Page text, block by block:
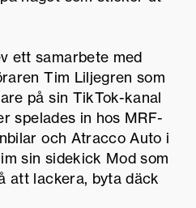
ett samarbete med
Tim Liljegren som
på sin TikTok-kanal
spelades in hos MRF-
och Atracco Auto i
sin sidekick Mod som
att lackera, byta däck